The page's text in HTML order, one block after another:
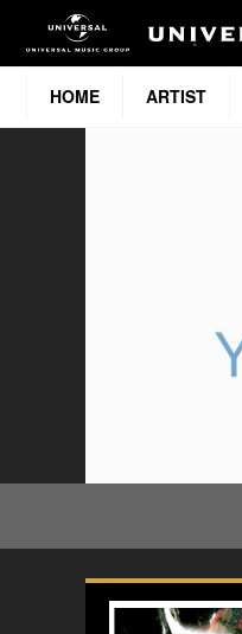
HOME ARTIST